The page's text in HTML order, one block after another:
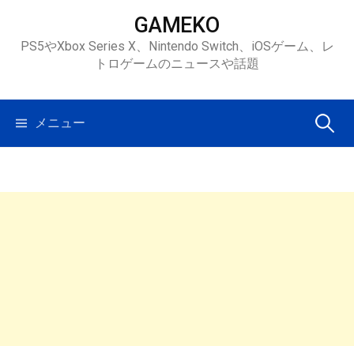
ツ
ス
GAMEKO
PS5やXbox Series X、Nintendo Switch、iOSゲーム、レ
トロゲームのニュースや話題
メニュー 検